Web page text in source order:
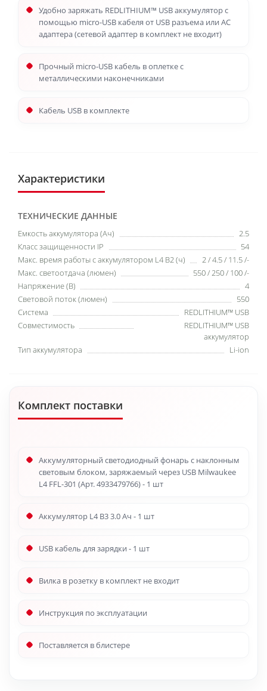
Удобно заряжать REDLITHIUM™ USB аккумулятор с
помощью micro-USB кабеля от USB разъема или AC
адаптера (сетевой адаптер в комплект не входит)
Прочный micro-USB кабель в оплетке с
металлическими наконечниками
Кабель USB в комплекте
Характеристики
ТЕХНИЧЕСКИЕ ДАННЫЕ
Емкость аккумулятора (Ач)
2.5
Класс защищенности IP
54
Макс. время работы с аккумулятором L4 B2 (ч)
2 / 4.5 / 11.5 /-
Макс. светоотдача (люмен)
550 / 250 / 100 /-
Напряжение (В)
4
Световой поток (люмен)
550
Система
REDLITHIUM™ USB
Совместимость
REDLITHIUM™ USB
аккумулятор
Тип аккумулятора
Li-ion
Комплект поставки
Аккумуляторный светодиодный фонарь с наклонным
световым блоком, заряжаемый через USB Milwaukee
L4 FFL-301 (Арт. 4933479766) - 1 шт
Аккумулятор L4 B3 3.0 Ач - 1 шт
USB кабель для зарядки - 1 шт
Вилка в розетку в комплект не входит
Инструкция по эксплуатации
Поставляется в блистере